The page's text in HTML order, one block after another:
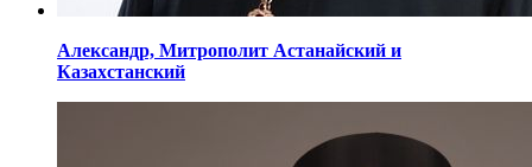
Александр, Митрополит Астанайский и
Казахстанский